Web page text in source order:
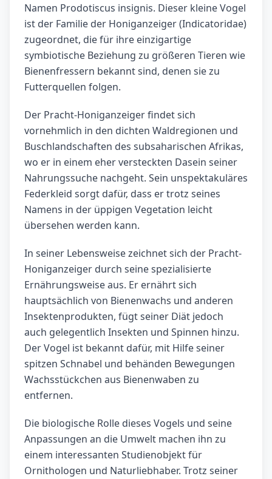
Namen Prodotiscus insignis. Dieser kleine Vogel
ist der Familie der Honiganzeiger (Indicatoridae)
zugeordnet, die für ihre einzigartige
symbiotische Beziehung zu größeren Tieren wie
Bienenfressern bekannt sind, denen sie zu
Futterquellen folgen.
Der Pracht-Honiganzeiger findet sich
vornehmlich in den dichten Waldregionen und
Buschlandschaften des subsaharischen Afrikas,
wo er in einem eher versteckten Dasein seiner
Nahrungssuche nachgeht. Sein unspektakuläres
Federkleid sorgt dafür, dass er trotz seines
Namens in der üppigen Vegetation leicht
übersehen werden kann.
In seiner Lebensweise zeichnet sich der Pracht-
Honiganzeiger durch seine spezialisierte
Ernährungsweise aus. Er ernährt sich
hauptsächlich von Bienenwachs und anderen
Insektenprodukten, fügt seiner Diät jedoch
auch gelegentlich Insekten und Spinnen hinzu.
Der Vogel ist bekannt dafür, mit Hilfe seiner
spitzen Schnabel und behänden Bewegungen
Wachsstückchen aus Bienenwaben zu
entfernen.
Die biologische Rolle dieses Vogels und seine
Anpassungen an die Umwelt machen ihn zu
einem interessanten Studienobjekt für
Ornithologen und Naturliebhaber. Trotz seiner